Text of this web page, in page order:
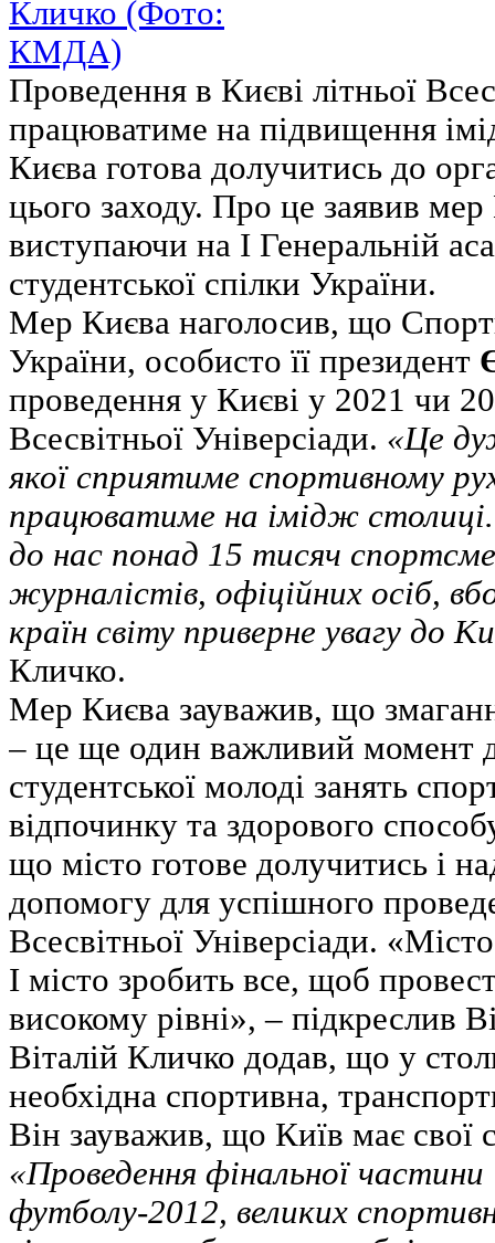
Проведення в Києві літньої
працюватиме на підвищення
Києва готова долучитись до
цього заходу. Про це заявив
виступаючи на І Генеральній
студентської спілки України.
Мер Києва наголосив, що
України, особисто її президент
проведення у Києві у 2021 чи
Всесвітньої Універсіади. «Це
якої сприятиме спортивному
працюватиме на імідж
до нас понад 15 тисяч
журналістів, офіційних осіб,
країн світу приверне увагу до
Кличко.
Мер Києва зауважив, що
– це ще один важливий момент
студентської молоді занять
відпочинку та здорового
що місто готове долучитись і
допомогу для успішного
Всесвітньої Універсіади.
І місто зробить все, щоб
високому рівні», – підкреслив
Віталій Кличко додав, що у
необхідна спортивна,
Він зауважив, що Київ має свої
«Проведення фінальної
футболу-2012, великих